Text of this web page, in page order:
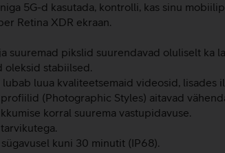
5G-d kasutada, kontrolli, kas sinu
Retina XDR ekraan.
suuremad pikslid suurendavad oluliselt
oleksid stabiilsed.
luua kvaliteetsemaid videosid, lisades
(Photographic Styles) aitavad
korral suurema vastupidavuse.
kuni 30 minutit (IP68).